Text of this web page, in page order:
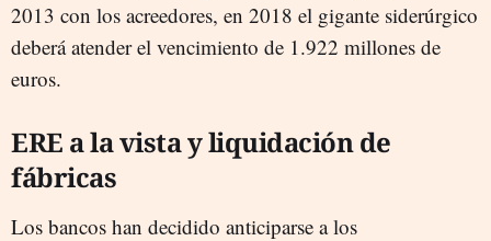
2013 con los acreedores, en 2018 el gigante siderúrgico
deberá atender el vencimiento de 1.922 millones de
euros.
ERE a la vista y liquidación de
fábricas
Los bancos han decidido anticiparse a los